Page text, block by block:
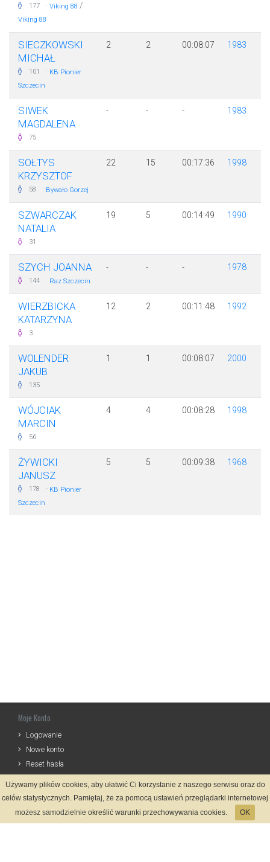
177 · Viking 88 /
Viking 88
SIECZKOWSKI
MICHAŁ
101 · KB Pionier
Szczecin
2 2 00:08:07 1983
SIWEK
MAGDALENA
75
- - - 1983
SOŁTYS
KRZYSZTOF
58 · Bywało Gorzej
22 15 00:17:36 1998
SZWARCZAK
NATALIA
31
19 5 00:14:49 1990
SZYCH JOANNA
144 · Raz Szczecin
- - - 1978
WIERZBICKA
KATARZYNA
3
12 2 00:11:48 1992
WOLENDER
JAKUB
135
1 1 00:08:07 2000
WÓJCIAK
MARCIN
56
4 4 00:08:28 1998
ŻYWICKI
JANUSZ
178 · KB Pionier
Szczecin
5 5 00:09:38 1968
Moje Konto
Logowanie
Nowe konto
Reset hasła
Informacje
Zasady Rejestracji
Używamy plików cookies, aby ułatwić Ci korzystanie z naszego serwisu oraz do
celów statystycznych. Pamiętaj, że za pomocą ustawień przeglądarki internetowej
możesz samodzielnie określić warunki przechowywania cookies.
OK